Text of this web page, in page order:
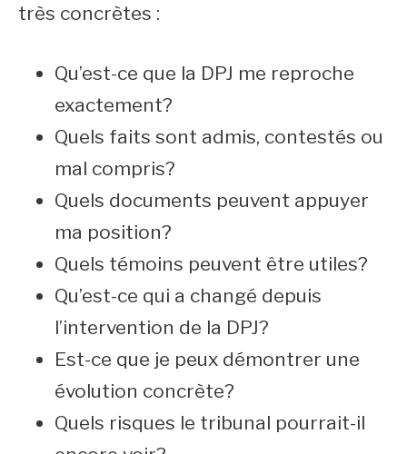
très concrètes :
Qu’est-ce que la DPJ me reproche
exactement?
Quels faits sont admis, contestés ou
mal compris?
Quels documents peuvent appuyer
ma position?
Quels témoins peuvent être utiles?
Qu’est-ce qui a changé depuis
l’intervention de la DPJ?
Est-ce que je peux démontrer une
évolution concrète?
Quels risques le tribunal pourrait-il